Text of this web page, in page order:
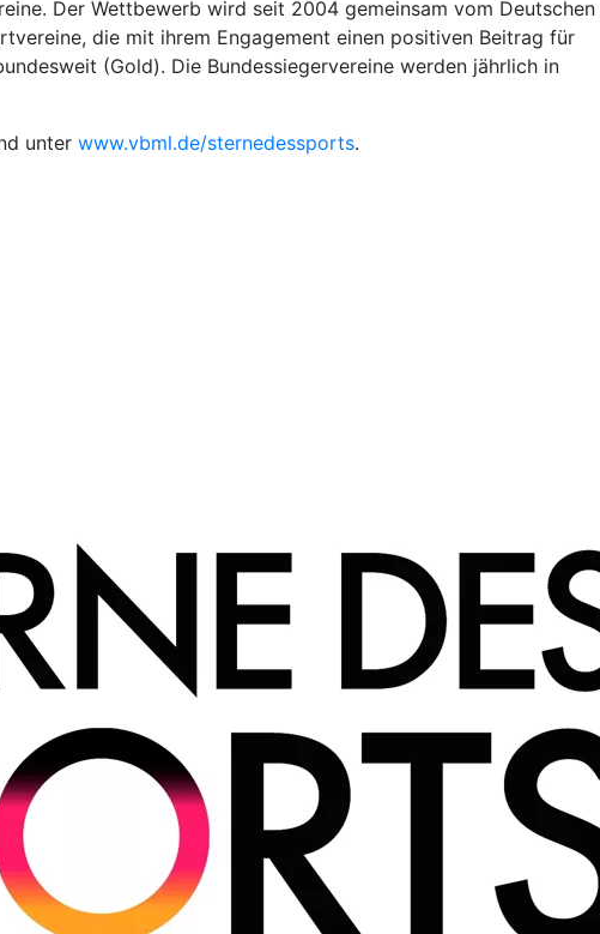
Der Wettbewerb wird seit 2004 gemeinsam vom Deutschen
die mit ihrem Engagement einen positiven Beitrag für
(Gold). Die Bundessiegervereine werden jährlich in
unter www.vbml.de/sternedessports.